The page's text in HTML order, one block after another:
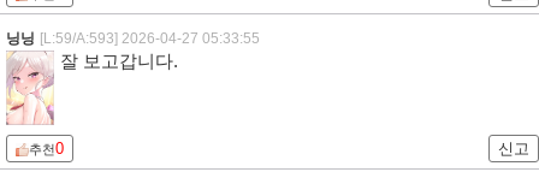
닝닝 [L:59/A:593] 2026-04-27 05:33:55
잘 보고갑니다.
추천0 신고